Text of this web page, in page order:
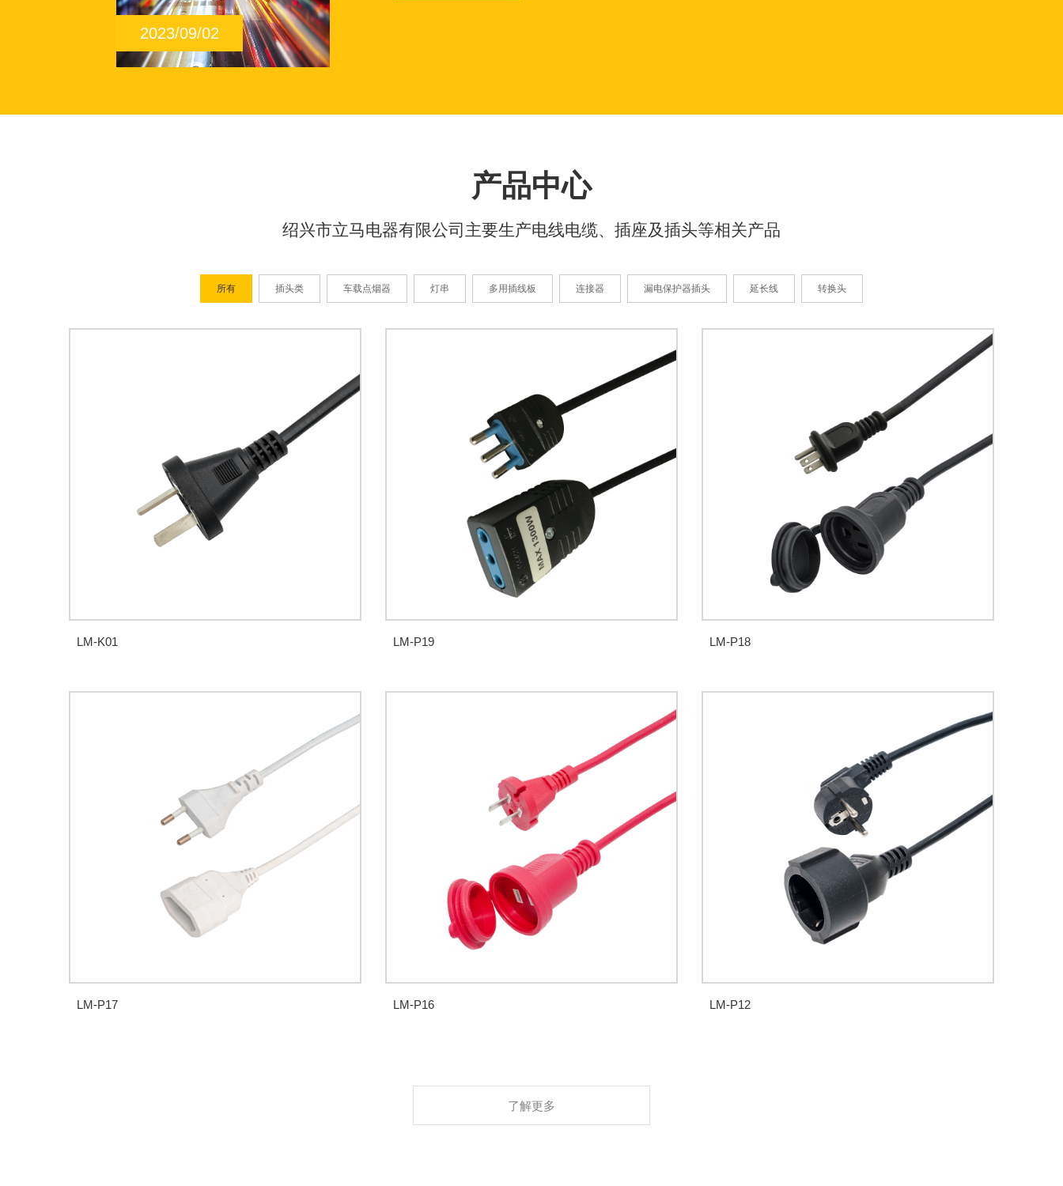
2023/09/02
产品中心
绍兴市立马电器有限公司主要生产电线电缆、插座及插头等相关产品
所有 插头类 车载点烟器 灯串 多用插线板 连接器 漏电保护器插头 延长线 转换头
LM-K01 LM-P19 LM-P18
LM-P17 LM-P16 LM-P12
了解更多